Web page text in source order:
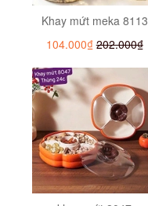
Khay mứt meka 8113
104.000₫ 202.000₫